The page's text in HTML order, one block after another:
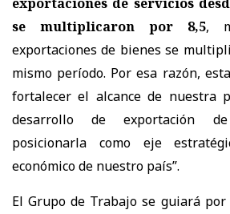
se multiplicaron por 8,5,
exportaciones de bienes se
mismo período. Por esa razón,
fortalecer el alcance de nuestra
desarrollo de exportación
posicionarla como eje
económico de nuestro país”.
El Grupo de Trabajo se guiará por